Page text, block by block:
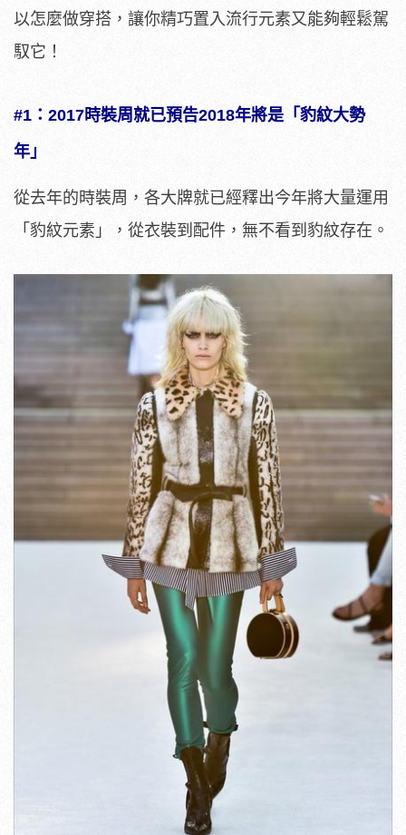
以怎麼做穿搭，讓你精巧置入流行元素又能夠輕鬆駕
馭它！
#1：2017時裝周就已預告2018年將是「豹紋大勢
年」
從去年的時裝周，各大牌就已經釋出今年將大量運用
「豹紋元素」，從衣裝到配件，無不看到豹紋存在。